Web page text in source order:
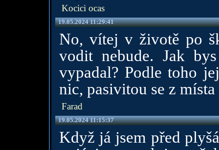
Kocici ocas
19.05.2024 11:29:41
No, vítej v životě po
vodit nebude. Jak
vypadal? Podle toho
nic, pasivitou se z
Farad
19.05.2024 11:15:37
Když já jsem před